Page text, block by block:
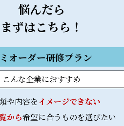
悩んだら
まずはこちら！
オーダー研修プラン
こんな企業におすすめ
や内容をイメージできない
から希望に合うものを選びたい